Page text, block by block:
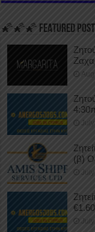
🌠🌠🌠 FEATURED
(β)